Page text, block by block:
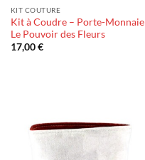
KIT COUTURE
Kit à Coudre – Porte-Monnaie
Le Pouvoir des Fleurs
17,00€